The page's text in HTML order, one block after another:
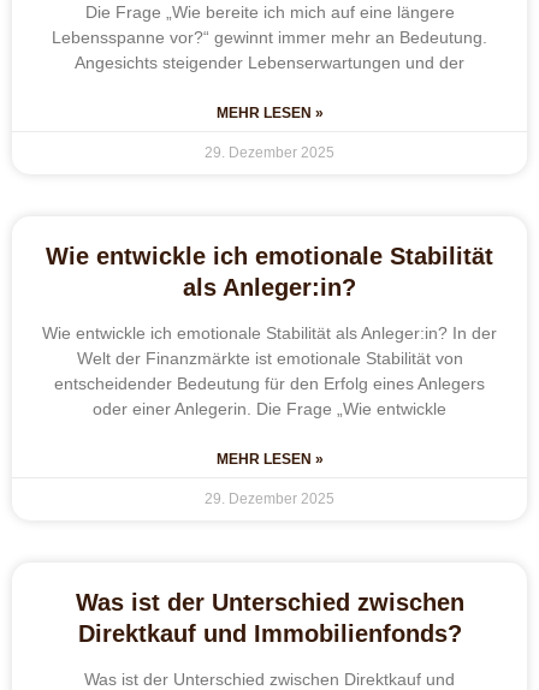
Die Frage „Wie bereite ich mich auf eine längere
Lebensspanne vor?“ gewinnt immer mehr an Bedeutung.
Angesichts steigender Lebenserwartungen und der
MEHR LESEN »
29. Dezember 2025
Wie entwickle ich emotionale Stabilität
als Anleger:in?
Wie entwickle ich emotionale Stabilität als Anleger:in? In der
Welt der Finanzmärkte ist emotionale Stabilität von
entscheidender Bedeutung für den Erfolg eines Anlegers
oder einer Anlegerin. Die Frage „Wie entwickle
MEHR LESEN »
29. Dezember 2025
Was ist der Unterschied zwischen
Direktkauf und Immobilienfonds?
Was ist der Unterschied zwischen Direktkauf und